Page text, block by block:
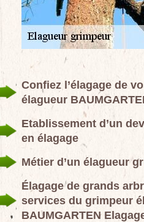
Confiez l’élagage de
élagueur
Etablissement d’un
en élagage
Métier d’un élagueur
Élagage de grands
services du grimpeur
BAUMGARTEN